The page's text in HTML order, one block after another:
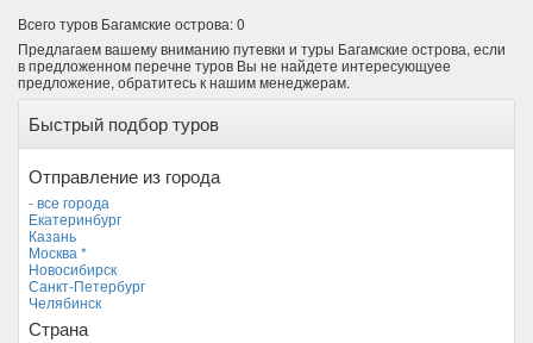
Всего туров Багамские острова: 0
Предлагаем вашему вниманию путевки и туры Багамские острова, если
в предложенном перечне туров Вы не найдете интересующуее
предложение, обратитесь к нашим менеджерам.
Быстрый подбор туров
Отправление из города
- все города
Екатеринбург
Казань
Москва *
Новосибирск
Санкт-Петербург
Челябинск
Страна